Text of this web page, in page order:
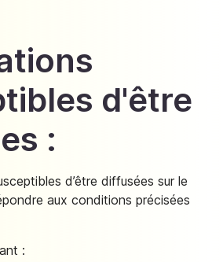
d'être
:
d’être diffusées sur le
aux conditions précisées
: